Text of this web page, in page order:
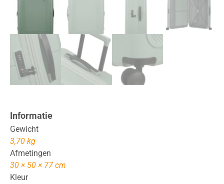
Informatie
Gewicht
3,70 kg
Afmetingen
30 × 50 × 77 cm
Kleur